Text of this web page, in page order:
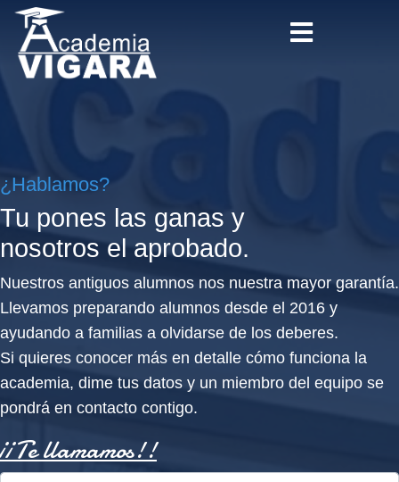
¿Hablamos?
Tu pones las ganas y
nosotros el aprobado.
Nuestros antiguos alumnos nos nuestra mayor garantía.
Llevamos preparando alumnos desde el 2016 y
ayudando a familias a olvidarse de los deberes.
Si quieres conocer más en detalle cómo funciona la
academia, dime tus datos y un miembro del equipo se
pondrá en contacto contigo.
¡¡Te llamamos!!